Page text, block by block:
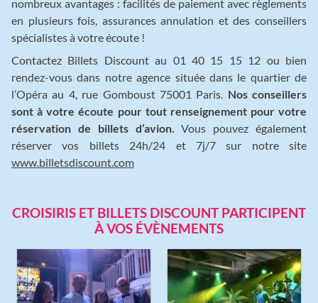
nombreux avantages : facilités de paiement avec règlements
en plusieurs fois, assurances annulation et des conseillers
spécialistes à votre écoute !
Contactez Billets Discount au 01 40 15 15 12 ou bien
rendez-vous dans notre agence située dans le quartier de
l’Opéra au 4, rue Gomboust 75001 Paris. Nos conseillers
sont à votre écoute pour tout renseignement pour votre
réservation de billets d’avion.
Vous pouvez également
réserver vos billets 24h/24 et 7j/7 sur notre site
www.billetsdiscount.com
CROISIRIS ET BILLETS DISCOUNT PARTICIPENT
À VOS ÉVÈNEMENTS